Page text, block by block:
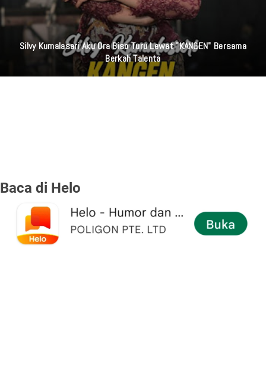
Silvy Kumalasari Aku Ora Biso Turu Lewat "KANGEN" Bersama
Berkah Talenta
Baca di Helo